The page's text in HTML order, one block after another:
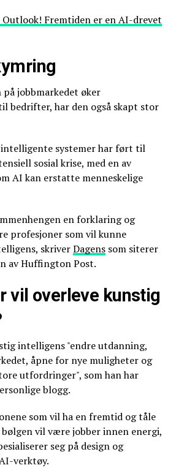
Fremtiden er en AI-drevet
jobbmarkedet øker
bedrifter, har den også skapt stor
systemer har ført til
sosial krise, med en av
AI kan erstatte menneskelige
en forklaring og
profesjoner som vil kunne
skriverDagenssom siterer
av Huffington Post.
vil overleve kunstig
intelligens "endre utdanning,
åpne for nye muligheter og
utfordringer", som han har
blogg.
som vil ha en fremtid og tåle
vil være jobber innen energi,
seg på design og
verktøy.